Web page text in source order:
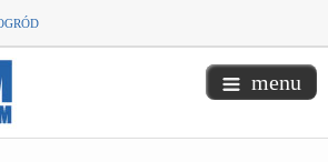
menu